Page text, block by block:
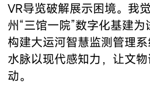
VR导览破解展示困境。我
州“三馆一院”数字化基建
构建大运河智慧监测管理
水脉以现代感知力，让文
动。